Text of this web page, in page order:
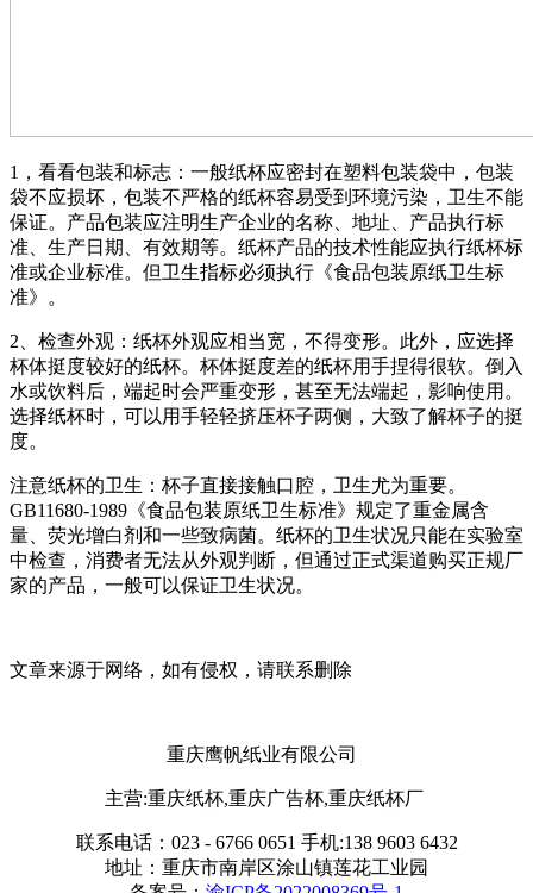
1，看看包装和标志：一般纸杯应密封在塑料包装袋中，包装
袋不应损坏，包装不严格的纸杯容易受到环境污染，卫生不能
保证。产品包装应注明生产企业的名称、地址、产品执行标
准、生产日期、有效期等。纸杯产品的技术性能应执行纸杯标
准或企业标准。但卫生指标必须执行《食品包装原纸卫生标
准》。
2、检查外观：纸杯外观应相当宽，不得变形。此外，应选择
杯体挺度较好的纸杯。杯体挺度差的纸杯用手捏得很软。倒入
水或饮料后，端起时会严重变形，甚至无法端起，影响使用。
选择纸杯时，可以用手轻轻挤压杯子两侧，大致了解杯子的挺
度。
注意纸杯的卫生：杯子直接接触口腔，卫生尤为重要。
GB11680-1989《食品包装原纸卫生标准》规定了重金属含
量、荧光增白剂和一些致病菌。纸杯的卫生状况只能在实验室
中检查，消费者无法从外观判断，但通过正式渠道购买正规厂
家的产品，一般可以保证卫生状况。
文章来源于网络，如有侵权，请联系删除
重庆鹰帆纸业有限公司
主营:重庆纸杯,重庆广告杯,重庆纸杯厂
联系电话：023 - 6766 0651 手机:138 9603 6432
地址：重庆市南岸区涂山镇莲花工业园